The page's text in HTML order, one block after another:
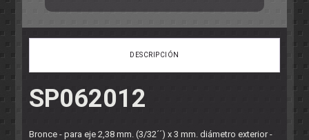
mm.
DESCRIPCIÓN
SP062012
Bronce - para eje 2,38 mm. (3/32´´) x 3 mm. diámetro exterior -